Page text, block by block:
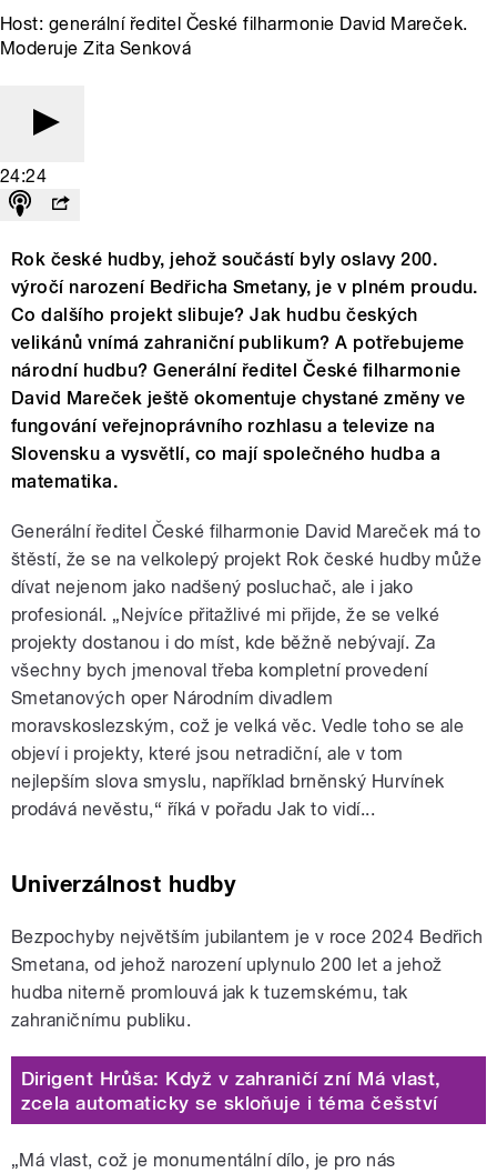
Host: generální ředitel České filharmonie David Mareček.
Moderuje Zita Senková
24:24
Rok české hudby, jehož součástí byly oslavy 200.
výročí narození Bedřicha Smetany, je v plném proudu.
Co dalšího projekt slibuje? Jak hudbu českých
velikánů vnímá zahraniční publikum? A potřebujeme
národní hudbu? Generální ředitel České filharmonie
David Mareček ještě okomentuje chystané změny ve
fungování veřejnoprávního rozhlasu a televize na
Slovensku a vysvětlí, co mají společného hudba a
matematika.
Generální ředitel České filharmonie David Mareček má to
štěstí, že se na velkolepý projekt Rok české hudby může
dívat nejenom jako nadšený posluchač, ale i jako
profesionál. „Nejvíce přitažlivé mi přijde, že se velké
projekty dostanou i do míst, kde běžně nebývají. Za
všechny bych jmenoval třeba kompletní provedení
Smetanových oper Národním divadlem
moravskoslezským, což je velká věc. Vedle toho se ale
objeví i projekty, které jsou netradiční, ale v tom
nejlepším slova smyslu, například brněnský Hurvínek
prodává nevěstu,“ říká v pořadu Jak to vidí...
Univerzálnost hudby
Bezpochyby největším jubilantem je v roce 2024 Bedřich
Smetana, od jehož narození uplynulo 200 let a jehož
hudba niterně promlouvá jak k tuzemskému, tak
zahraničnímu publiku.
Dirigent Hrůša: Když v zahraničí zní Má vlast,
zcela automaticky se skloňuje i téma češství
„Má vlast, což je monumentální dílo, je pro nás